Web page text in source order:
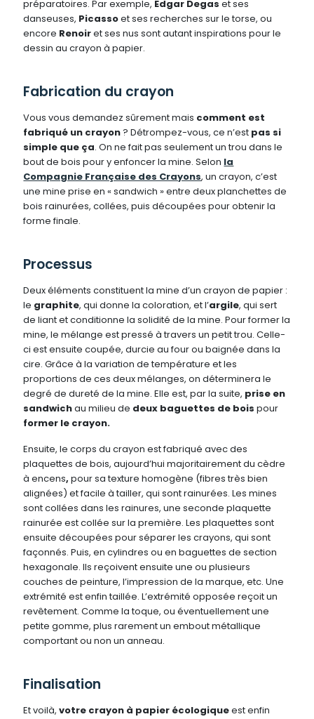
préparatoires. Par exemple, Edgar Degas et ses
danseuses, Picassoet ses recherches sur le torse, ou
encore Renoiret ses nus sont autant inspirations pour le
dessin au crayon à papier.
Fabrication du crayon
Vous vous demandez sûrement mais comment est
fabriqué un crayon ? Détrompez-vous, ce n’est pas si
simple que ça. On ne fait pas seulement un trou dans le
bout de bois pour y enfoncer la mine. Selon la
Compagnie Française des Crayons, un crayon, c’est
une mine prise en « sandwich » entre deux planchettes de
bois rainurées, collées, puis découpées pour obtenir la
forme finale.
Processus
Deux éléments constituent la mine d’un crayon de papier :
le graphite, qui donne la coloration, et l’argile, qui sert
de liant et conditionne la solidité de la mine. Pour former la
mine, le mélange est pressé à travers un petit trou. Celle-
ci est ensuite coupée, durcie au four ou baignée dans la
cire. Grâce à la variation de température et les
proportions de ces deux mélanges, on déterminera le
degré de dureté de la mine. Elle est, par la suite, prise en
sandwichau milieu de deux baguettes de bois pour
former le crayon.
Ensuite, le corps du crayon est fabriqué avec des
plaquettes de bois, aujourd’hui majoritairement du cèdre
à encens, pour sa texture homogène (fibres très bien
alignées) et facile à tailler, qui sont rainurées. Les mines
sont collées dans les rainures, une seconde plaquette
rainurée est collée sur la première. Les plaquettes sont
ensuite découpées pour séparer les crayons, qui sont
façonnés. Puis, en cylindres ou en baguettes de section
hexagonale. Ils reçoivent ensuite une ou plusieurs
couches de peinture, l’impression de la marque, etc. Une
extrémité est enfin taillée. L’extrémité opposée reçoit un
revêtement. Comme la toque, ou éventuellement une
petite gomme, plus rarement un embout métallique
comportant ou non un anneau.
Finalisation
Et voilà,votre crayon à papier écologiqueest enfin